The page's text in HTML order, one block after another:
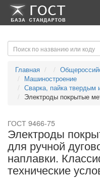
-->-->
Главная
Машиностроение
Сварка, пайка твердым
Электроды покрытые
ГОСТ 9466-75
Электроды
для ручной
наплавки.
технические